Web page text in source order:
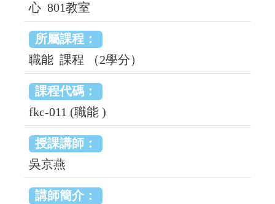
心 801教室
所屬課程：
職能 課程 （2學分）
課程代碼：
fkc-011 (職能 )
授課講師：
吳京燕
講師簡介：